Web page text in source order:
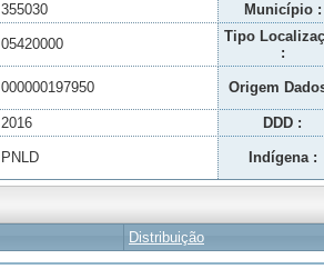
355030 Município :
05420000
Tipo
:
000000197950 Origem
2016 DDD :
PNLD Indígena :
Distribuição